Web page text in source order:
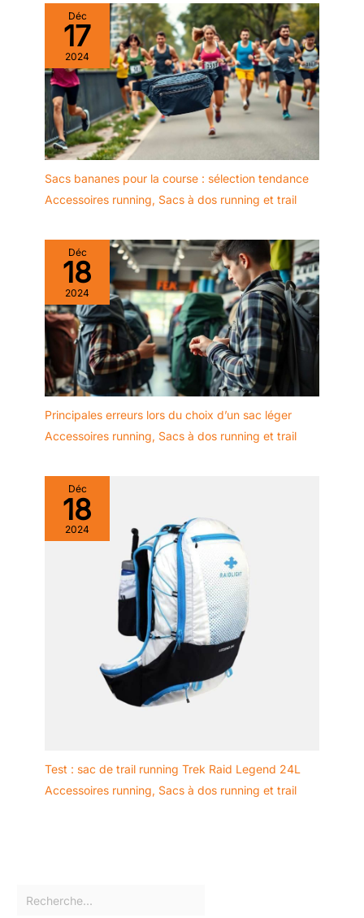
forte fonctionnalité et est
rentable. C'est un choix parfait
que vous l'utilisiez pour vous-
même ou que vous l'offriez en
cadeau à vos amis, collègues,
camarades de classe, famille
ou étudiants.
la bandoulière avec un design de poche peuvent accrocher
des lunettes de soleil et d'autres petits pendentifs. Ce livre
sacs pour hommes .Et c'est un cadeau idéal pour les hommes
femmes.
Déc
17
2024
Sacs bananes pour la course : sélection tendance
Accessoires running, Sacs à dos running et trail
Déc
18
2024
Principales erreurs lors du choix d’un sac léger
Accessoires running, Sacs à dos running et trail
Déc
18
2024
Test : sac de trail running Trek Raid Legend 24L
Accessoires running, Sacs à dos running et trail